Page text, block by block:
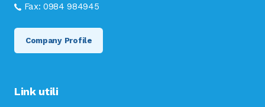
Fax:0984 984945
Company Profile
Link utili